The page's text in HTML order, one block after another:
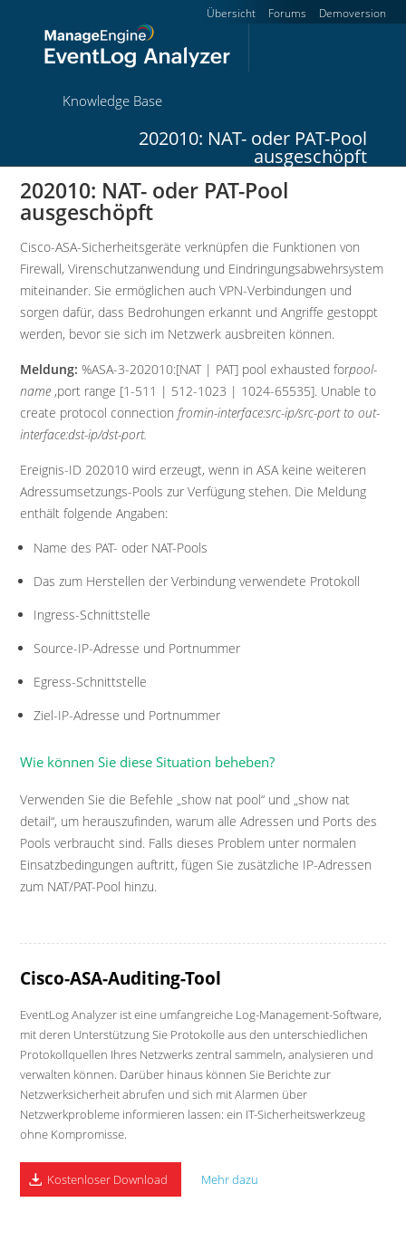
Übersicht Forums Demoversion
Knowledge Base
202010: NAT- oder PAT-Pool
ausgeschöpft
202010: NAT- oder PAT-Pool
ausgeschöpft
Cisco-ASA-Sicherheitsgeräte verknüpfen die Funktionen von
Firewall, Virenschutzanwendung und Eindringungsabwehrsystem
miteinander. Sie ermöglichen auch VPN-Verbindungen und
sorgen dafür, dass Bedrohungen erkannt und Angriffe gestoppt
werden, bevor sie sich im Netzwerk ausbreiten können.
Meldung: %ASA-3-202010:[NAT | PAT] pool exhausted forpool-
name ,port range [1-511 | 512-1023 | 1024-65535]. Unable to
create protocol connectionfromin-interface:src-ip/src-port to out-
interface:dst-ip/dst-port.
Ereignis-ID 202010 wird erzeugt, wenn in ASA keine weiteren
Adressumsetzungs-Pools zur Verfügung stehen. Die Meldung
enthält folgende Angaben:
Name des PAT- oder NAT-Pools
Das zum Herstellen der Verbindung verwendete Protokoll
Ingress-Schnittstelle
Source-IP-Adresse und Portnummer
Egress-Schnittstelle
Ziel-IP-Adresse und Portnummer
Wie können Sie diese Situation beheben?
Verwenden Sie die Befehle „show nat pool“ und „show nat
detail“, um herauszufinden, warum alle Adressen und Ports des
Pools verbraucht sind. Falls dieses Problem unter normalen
Einsatzbedingungen auftritt, fügen Sie zusätzliche IP-Adressen
zum NAT/PAT-Pool hinzu.
Cisco-ASA-Auditing-Tool
EventLog Analyzer ist eine umfangreiche Log-Management-Software,
mit deren Unterstützung Sie Protokolle aus den unterschiedlichen
Protokollquellen Ihres Netzwerks zentral sammeln, analysieren und
verwalten können. Darüber hinaus können Sie Berichte zur
Netzwerksicherheit abrufen und sich mit Alarmen über
Netzwerkprobleme informieren lassen: ein IT-Sicherheitswerkzeug
ohne Kompromisse.
Kostenloser Download Mehr dazu